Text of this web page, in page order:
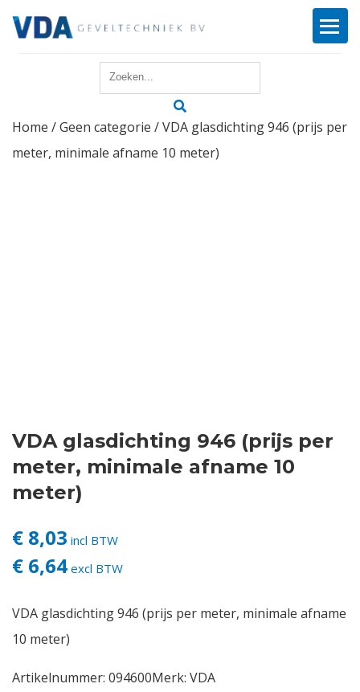
Reparatie
Login
Vacatures
Home /Geen categorie / VDA glasdichting 946 (prijs per
meter, minimale afname 10 meter)
VDA glasdichting 946 (prijs per
meter, minimale afname 10
meter)
€ 8,03 incl BTW
€ 6,64 excl BTW
VDA glasdichting 946 (prijs per meter, minimale afname
10 meter)
Artikelnummer: 094600Merk: VDA